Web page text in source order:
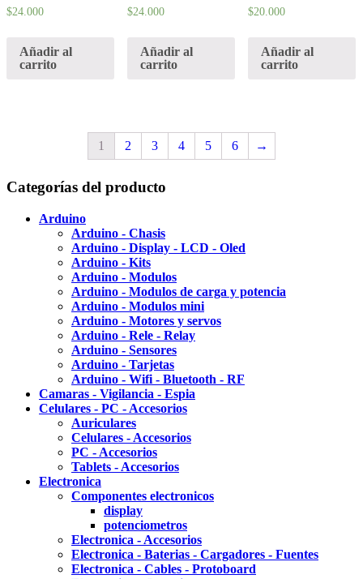
$24.000
Añadir al
carrito
$24.000
Añadir al
carrito
$20.000
Añadir al
carrito
1 2 3 4 5 6 →
Categorías del producto
Arduino
Arduino - Chasis
Arduino - Display - LCD - Oled
Arduino - Kits
Arduino - Modulos
Arduino - Modulos de carga y potencia
Arduino - Modulos mini
Arduino - Motores y servos
Arduino - Rele - Relay
Arduino - Sensores
Arduino - Tarjetas
Arduino - Wifi - Bluetooth - RF
Camaras - Vigilancia - Espia
Celulares - PC - Accesorios
Auriculares
Celulares - Accesorios
PC - Accesorios
Tablets - Accesorios
Electronica
Componentes electronicos
display
potenciometros
Electronica - Accesorios
Electronica - Baterias - Cargadores - Fuentes
Electronica - Cables - Protoboard